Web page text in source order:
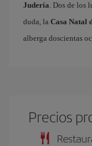
Judería. Dos de los
duda, la Casa Natal
alberga doscientas
Precios